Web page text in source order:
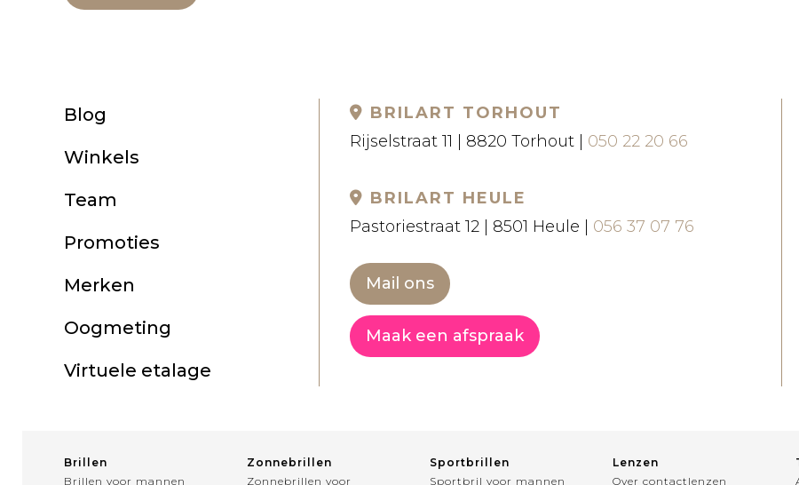
Blog
Winkels
Team
Promoties
Merken
Oogmeting
Virtuele etalage
BRILART TORHOUT
Rijselstraat 11 | 8820 Torhout | 050 22 20 66
BRILART HEULE
Pastoriestraat 12 | 8501 Heule | 056 37 07 76
Mail ons
Maak een afspraak
Brillen
Brillen voor mannen
Zonnebrillen
Zonnebrillen voor
Sportbrillen
Sportbril voor mannen
Lenzen
Over contactlenzen